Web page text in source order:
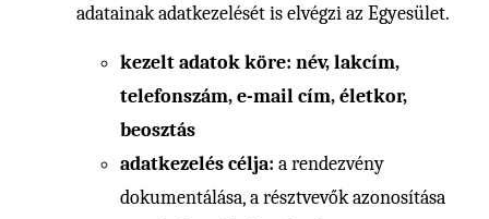
adatainak adatkezelését is elvégzi az Egyesület.
kezelt adatok köre: név, lakcím,
telefonszám, e-mail cím, életkor,
beosztás
adatkezelés célja: a rendezvény
dokumentálása, a résztvevők azonosítása